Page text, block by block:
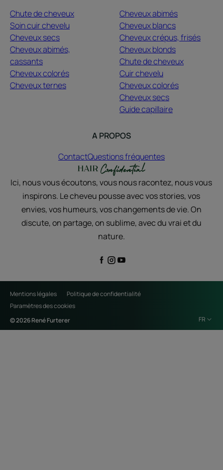
Chute de cheveux
Soin cuir chevelu
Cheveux secs
Cheveux abimés,
cassants
Cheveux colorés
Cheveux ternes
Cheveux abimés
Cheveux blancs
Cheveux crépus, frisés
Cheveux blonds
Chute de cheveux
Cuir chevelu
Cheveux colorés
Cheveux secs
Guide capillaire
A PROPOS
ContactQuestions fréquentes
Ici, nous vous écoutons, vous nous racontez, nous vous
inspirons. Le cheveu pousse avec vos stories, vos
envies, vos humeurs, vos changements de vie. On
discute, on partage, on sublime, avec du vrai et du
nature.
Mentions légales
Politique de confidentialité
Paramètres des cookies
© 2026 René Furterer
FR